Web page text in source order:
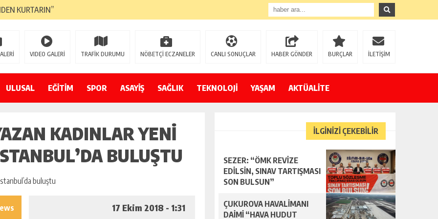
KURTARIN”
YENİ GÖZDESİ OLACAK”
KAMUOYUNA AÇIKLAYIN”
DURMAYA DAVET EDİYORUZ”
VIDEO GALERİ TRAFİK DURUMU NÖBETÇİ ECZANELER CANLI SONUÇLAR HABER GÖNDER BURÇLAR İLETİŞİM
ULUSAL EĞİTİM SPOR ASAYİŞ SAĞLIK TEKNOLOJİ YAŞAM AKTÜALİTE
KADINLAR YENI
BULUŞTU
17 Ekim 2018 - 1:31
İLGİNİZİ ÇEKEBİLİR
SEZER: “ÖMK REVİZE
EDİLSİN, SINAV TARTIŞMASI
SON BULSUN”
ÇUKUROVA HAVALİMANI
DAİMİ “HAVA HUDUT